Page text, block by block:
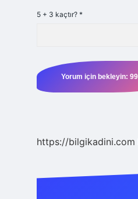
5 + 3 kaçtır? *
https://bilgikadini.com